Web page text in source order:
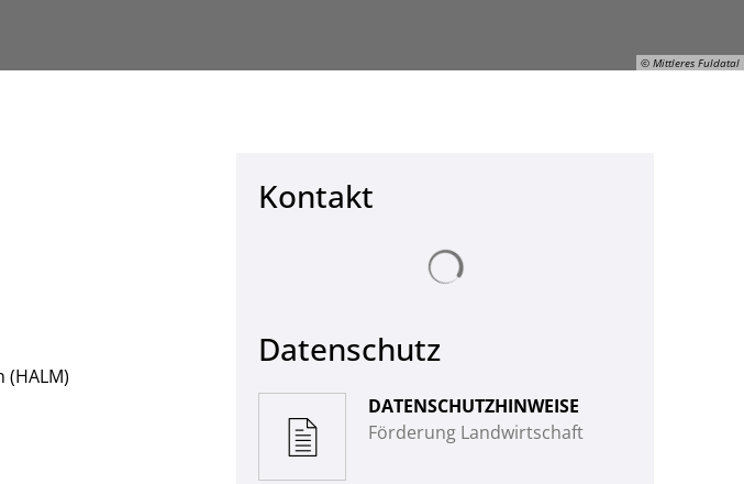
© Mittleres Fuldatal
Kontakt
Datenschutz
DATENSCHUTZHINWEISE
Förderung Landwirtschaft